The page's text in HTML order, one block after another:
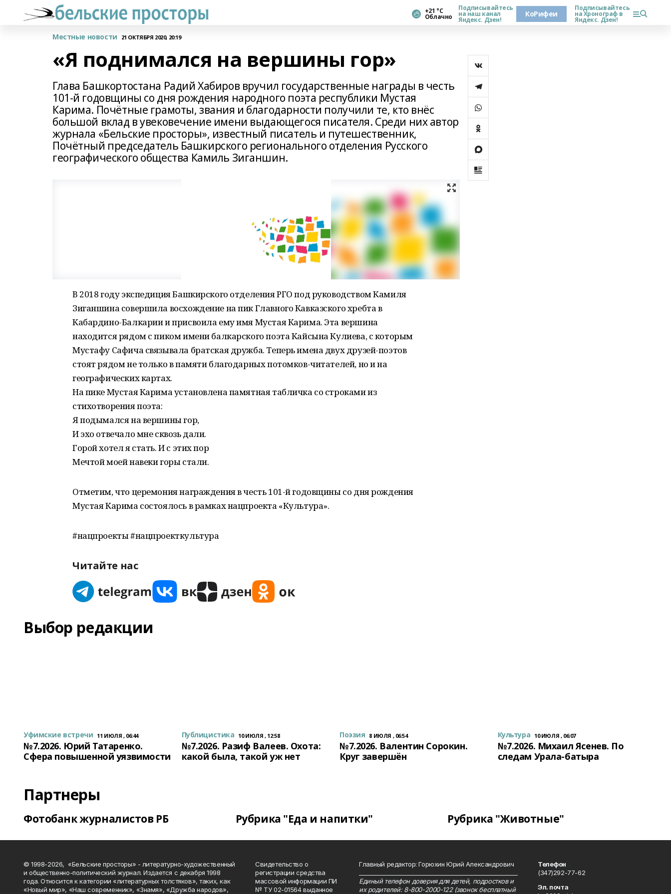
+21 °С
Облачно
Подписывайтесь
на наш канал
Яндекс. Дзен!
КоРифеи
Подписывайтесь
на Хронограф в
Яндекс. Дзен!
Местные новости 21 ОКТЯБРЯ 2020, 20:19
«Я поднимался на вершины гор»
Глава Башкортостана Радий Хабиров вручил государственные награды в честь
101-й годовщины со дня рождения народного поэта республики Мустая
Карима. Почётные грамоты, звания и благодарности получили те, кто внёс
большой вклад в увековечение имени выдающегося писателя. Среди них автор
журнала «Бельские просторы», известный писатель и путешественник,
Почётный председатель Башкирского регионального отделения Русского
географического общества Камиль Зиганшин.
В 2018 году экспедиция Башкирского отделения РГО под руководством Камиля
Зиганшина совершила восхождение на пик Главного Кавказского хребта в
Кабардино-Балкарии и присвоила ему имя Мустая Карима. Эта вершина
находится рядом с пиком имени балкарского поэта Кайсына Кулиева, с которым
Мустафу Сафича связывала братская дружба. Теперь имена двух друзей-поэтов
стоят рядом не только в памяти благодарных потомков-читателей, но и на
географических картах.
На пике Мустая Карима установлена памятная табличка со строками из
стихотворения поэта:
Я подымался на вершины гор,
И эхо отвечало мне сквозь дали.
Горой хотел я стать. И с этих пор
Мечтой моей навеки горы стали.
Отметим, что церемония награждения в честь 101-й годовщины со дня рождения
Мустая Карима состоялось в рамках нацпроекта «Культура».
#нацпроекты #нацпроекткультура
Читайте нас
Выбор редакции
Уфимские встречи 11 ИЮЛЯ , 06:44
№7.2026. Юрий Татаренко.
Сфера повышенной уязвимости
Публицистика 10 ИЮЛЯ , 12:58
№7.2026. Разиф Валеев. Охота:
какой была, такой уж нет
Поэзия 8 ИЮЛЯ , 06:54
№7.2026. Валентин Сорокин.
Круг завершён
Культура 10 ИЮЛЯ , 06:07
№7.2026. Михаил Ясенев. По
следам Урала-батыра
Партнеры
Фотобанк журналистов РБ Рубрика "Еда и напитки" Рубрика "Животные"
© 1998-2026, «Бельские просторы» - литературно-художественный
и общественно-политический журнал. Издается с декабря 1998
года. Относится к категории «литературных толстяков», таких, как
«Новый мир», «Наш современник», «Знамя», «Дружба народов»,
Свидетельство о
регистрации средства
массовой информации ПИ
№ ТУ 02-01564 выданное
Главный редактор: Горюхин Юрий Александрович
Единый телефон доверия для детей, подростков и
их родителей: 8-800-2000-122 (звонок бесплатный
Телефон
(347)292-77-62
Эл. почта